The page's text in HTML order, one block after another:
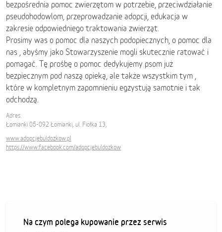
bezpośrednia pomoc zwierzętom w potrzebie, przeciwdziałanie
pseudohodowlom, przeprowadzanie adopcji, edukacja w
zakresie odpowiedniego traktowania zwierząt.
Prosimy was o pomoc dla naszych podopiecznych, o pomoc dla
nas , abyśmy jako Stowarzyszenie mogli skutecznie ratować i
pomagać. Tę prośbę o pomoc dedykujemy psom już
bezpiecznym pod naszą opieką, ale także wszystkim tym ,
które w kompletnym zapomnieniu egzystują samotnie i tak
odchodzą.
Adres:
Łomianki 05-092 Łomianki, ul. Fiołka 13,
www.adopcjebuldozkow.pl
https://www.facebook.com/adopcjebuldozkow
Na czym polega kupowanie przez serwis